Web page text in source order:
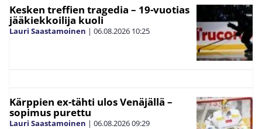
Kesken treffien tragedia – 19-vuotias
jääkiekkoilija kuoli
Lauri Saastamoinen | 06.08.2026 10:25
Kärppien ex-tähti ulos Venäjällä –
sopimus purettu
Lauri Saastamoinen | 06.08.202609:29